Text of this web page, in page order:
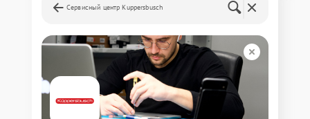
Сервисный центр Kuppersbusch